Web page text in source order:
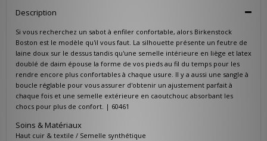
Description
Si vous recherchez un sabot à enfiler confortable, alors Birkenstock
Boston est le modèle qu'il vous faut. La silhouette présente un feutre de
laine doux sur le dessus tandis qu'une semelle intérieure en liège et latex
doublé de daim épouse la forme de vos pieds au fil du temps pour les
rendre encore plus confortables à chaque usure. Il y a aussi une sangle à
boucle réglable pour vous assurer d'obtenir un ajustement parfait à
chaque fois et une semelle extérieure en caoutchouc absorbant les
chocs pour plus de confort. | 60461
Soins & Matériaux
Haut cuir & textile / Semelle synthétique